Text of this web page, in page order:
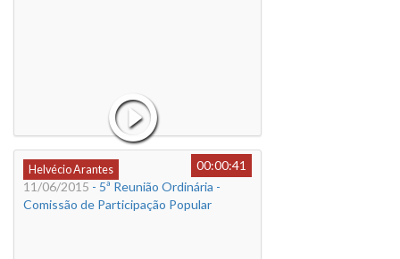
Helvécio Arantes
00:00:41
11/06/2015 - 5ª Reunião Ordinária -
Comissão de Participação Popular